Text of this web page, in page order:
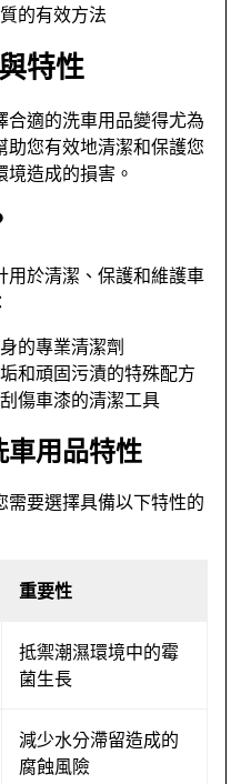
的有效方法
特性
合適的洗車用品變得尤為
助您有效地清潔和保護您
造成的損害。
用於清潔、保護和維護車
的專業清潔劑
和頑固污漬的特殊配方
傷車漆的清潔工具
車用品特性
需要選擇具備以下特性的
重要性
抵禦潮濕環境中的霉
菌生長
減少水分滯留造成的
腐蝕風險